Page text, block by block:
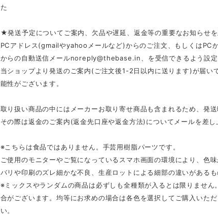
た
★発送予定についてご案内、欠品や遅延、返金等の重要なお知らせ
PCアドレス(gmailやyahooメールなど)からのご注文、もしくはPC
からの自動送信メールnoreply@thebase.in
、を受信できるよう設
当ショップより発送のご案内(ご注文後1-2日以内に送ります)が届
能性がございます。
取り扱い商品の中にはメーカーお取り寄せ商品も含まれるため、発
その際は返金のご案内(返金先口座や返金方法)についてメールを差
※こちらは食品ではありません。手芸用樹脂パーツです。
ご使用のモニターやご覧になっているスマホ画面の環境により、色
バリや印刷のズレ細かな不良、生産ロットによる細部の違いがある
※ミックスやランダムの商品は必ずしも全種類が入るとは限りませ
合がございます。均等にお求めの場合は各色を選択してご購入いた
い。